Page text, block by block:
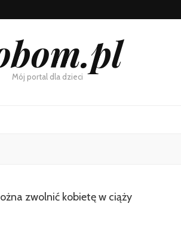
Mój portal dla dzieci